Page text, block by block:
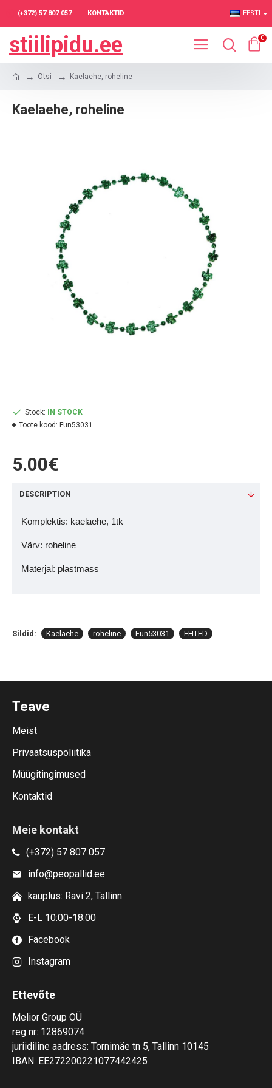
(+372) 57 807 057 KONTAKTID EESTI
stiilipidu.ee 0
Otsi Kaelaehe, roheline
Kaelaehe, roheline
5.00€
Stock:
IN STOCK
Toote kood: Fun53031
DESCRIPTION
Komplektis: kaelaehe, 1tk
Värv: roheline
Materjal: plastmass
Sildid: Kaelaehe roheline Fun53031 EHTED
Teave
Meist
Privaatsuspoliitika
Müügitingimused
Kontaktid
Meie kontakt
(+372) 57 807 057
info@peopallid.ee
kauplus: Ravi 2, Tallinn
E-L 10:00-18:00
Facebook
Instagram
Ettevõte
Melior Group OÜ
reg nr: 12869074
juriidiline aadress: Tornimäe tn 5, Tallinn 10145
IBAN: EE272200221077442425